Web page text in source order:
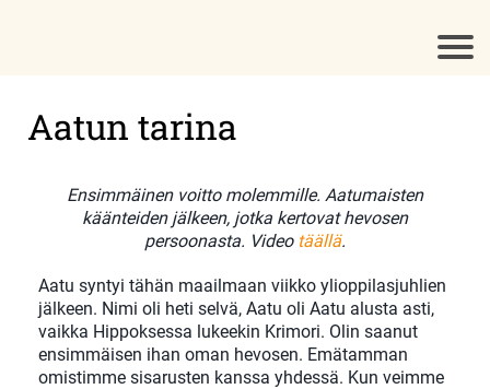
Aatun tarina
Ensimmäinen voitto molemmille. Aatumaisten
käänteiden jälkeen, jotka kertovat hevosen
persoonasta. Video täällä.
Aatu syntyi tähän maailmaan viikko ylioppilasjuhlien
jälkeen. Nimi oli heti selvä, Aatu oli Aatu alusta asti,
vaikka Hippoksessa lukeekin Krimori. Olin saanut
ensimmäisen ihan oman hevosen. Emätamman
omistimme sisarusten kanssa yhdessä. Kun veimme